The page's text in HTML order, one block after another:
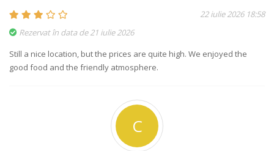
22 iulie 2026 18:58
Rezervat în data de 21 iulie 2026
Still a nice location, but the prices are quite high. We enjoyed the
good food and the friendly atmosphere.
C